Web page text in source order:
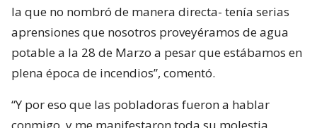
la que no nombró de manera directa- tenía serias
aprensiones que nosotros proveyéramos de agua
potable a la 28 de Marzo a pesar que estábamos en
plena época de incendios”, comentó.
“Y por eso que las pobladoras fueron a hablar
conmigo, y me manifestaron toda su molestia